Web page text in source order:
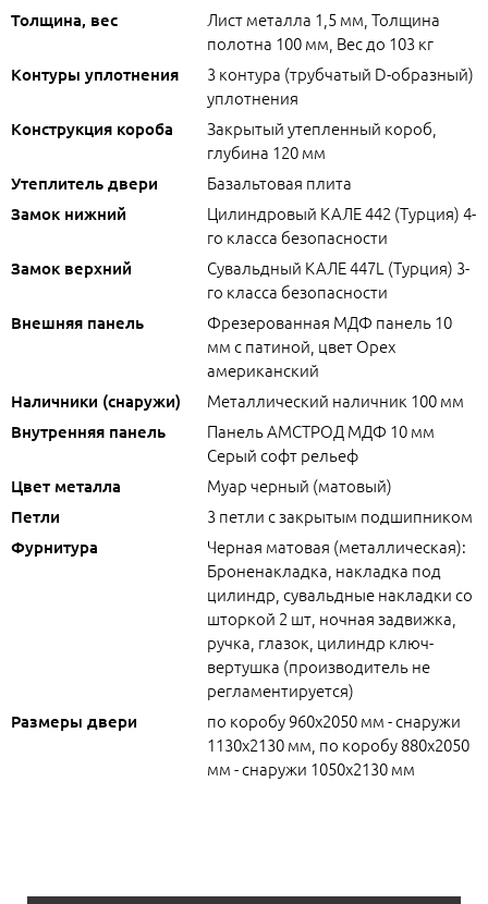
Толщина, вес
Лист металла 1,5 мм, Толщина
полотна 100 мм, Вес до 103 кг
Контуры уплотнения
3 контура (трубчатый D-образный)
уплотнения
Конструкция короба
Закрытый утепленный короб,
глубина 120 мм
Утеплитель двери Базальтовая плита
Замок нижний
Цилиндровый КАЛЕ 442 (Турция) 4-
го класса безопасности
Замок верхний
Сувальдный КАЛЕ 447L (Турция) 3-
го класса безопасности
Внешняя панель
Фрезерованная МДФ панель 10
мм с патиной, цвет Орех
американский
Наличники (снаружи) Металлический наличник 100 мм
Внутренняя панель
Панель АМСТРОД МДФ 10 мм
Серый софт рельеф
Цвет металла Муар черный (матовый)
Петли 3 петли с закрытым подшипником
Фурнитура
Черная матовая (металлическая):
Броненакладка, накладка под
цилиндр, сувальдные накладки со
шторкой 2 шт, ночная задвижка,
ручка, глазок, цилиндр ключ-
вертушка (производитель не
регламентируется)
Размеры двери
по коробу 960х2050 мм - снаружи
1130х2130 мм, по коробу 880х2050
мм - снаружи 1050х2130 мм